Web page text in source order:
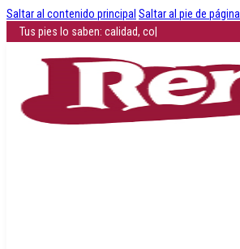
Saltar al contenido principal Saltar al pie de página
Tus pi|